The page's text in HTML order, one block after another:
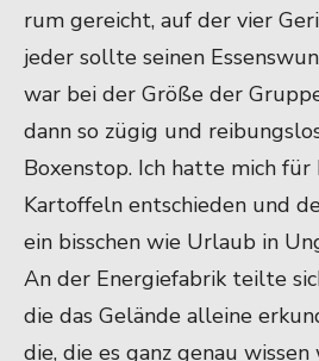
rum gereicht, auf der vier
jeder sollte seinen
war bei der Größe der
dann so zügig und
Boxenstop. Ich hatte mich für
Kartoffeln entschieden und
ein bisschen wie Urlaub in
An der Energiefabrik teilte
die das Gelände alleine
die, die es ganz genau